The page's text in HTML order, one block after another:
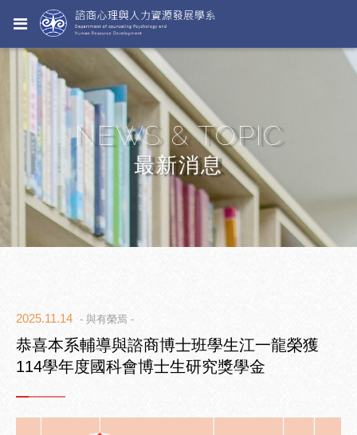
NEWS & TOPIC
最新消息
2025.11.14 - 與有榮焉 -
恭喜本系輔導與諮商博士班學生江一龍榮獲
114學年度國科會博士生研究獎學金